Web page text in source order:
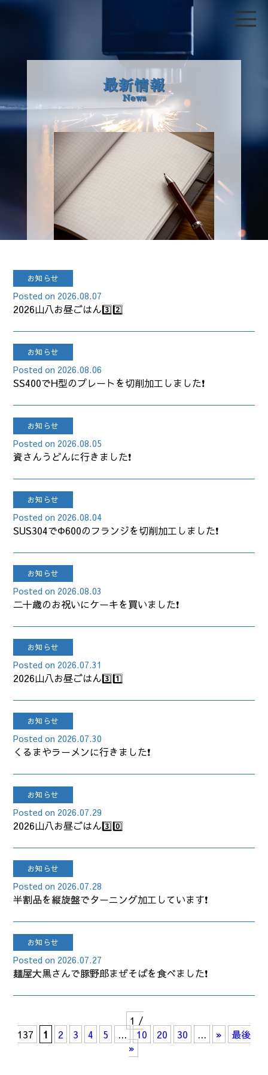
最新情報
News
お知らせ
2026.08.07
2026山八お昼ごはん3️⃣2️⃣
お知らせ
2026.08.06
SS400でH型のプレートを切削加工しました❗
お知らせ
2026.08.05
資さんうどんに行きました❗
お知らせ
2026.08.04
SUS304でΦ600のフランジを切削加工しました❗
お知らせ
2026.08.03
二十歳のお祝いにケーキを買いました❗
お知らせ
2026.07.31
2026山八お昼ごはん3️⃣1️⃣
お知らせ
2026.07.30
くるまやラーメンに行きました❗
お知らせ
2026.07.29
2026山八お昼ごはん3️⃣0️⃣
お知らせ
2026.07.28
半割品を縦旋盤でターニング加工しています❗
お知らせ
2026.07.27
麺屋大黒さんで豚野郎まぜそばを食べました❗
1 /
137
1 2 3 4 5 ... 10 20 30 ... »
最後
»